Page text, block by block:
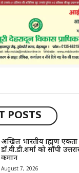
POSTS
अखिल भारतीय ब्राह्मण
डॉ.वी.डी.शर्मा को सौंपी
कमान
August 7, 2026